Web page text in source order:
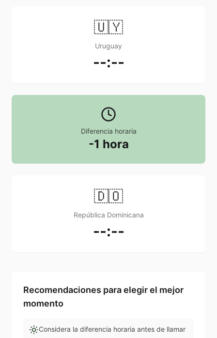
🇺🇾
Uruguay
--:--
Diferencia horaria
-1 hora
🇩🇴
República Dominicana
--:--
Recomendaciones para elegir el mejor
momento
Considera la diferencia horaria antes de llamar